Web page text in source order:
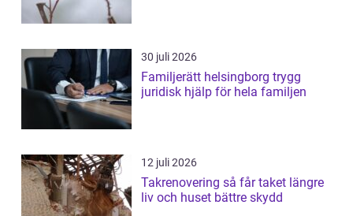
30 juli 2026
Familjerätt helsingborg trygg
juridisk hjälp för hela familjen
12 juli 2026
Takrenovering så får taket längre
liv och huset bättre skydd